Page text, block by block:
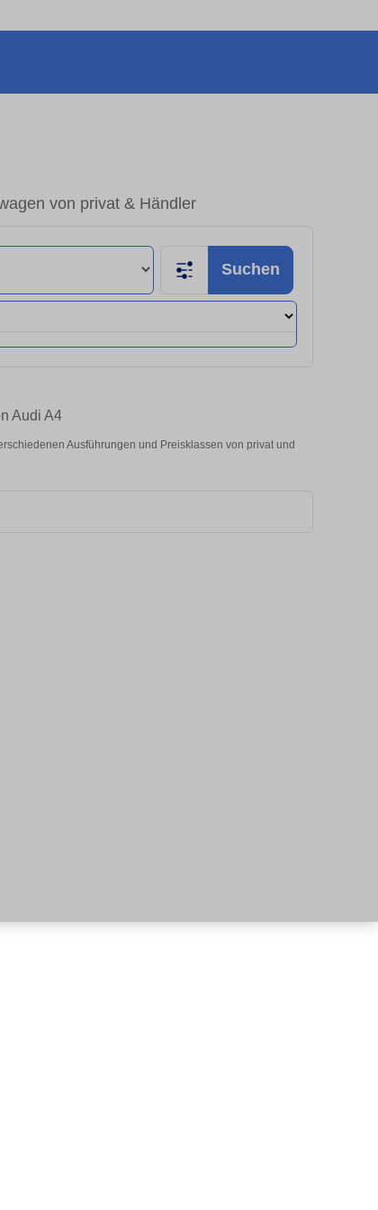
von privat & Händler
Suchen
Audi A4
Ausführungen und Preisklassen von privat und